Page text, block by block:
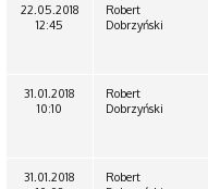
22.05.2018
12:45
Robert
Dobrzyński
31.01.2018
10:10
Robert
Dobrzyński
31.01.2018
Robert